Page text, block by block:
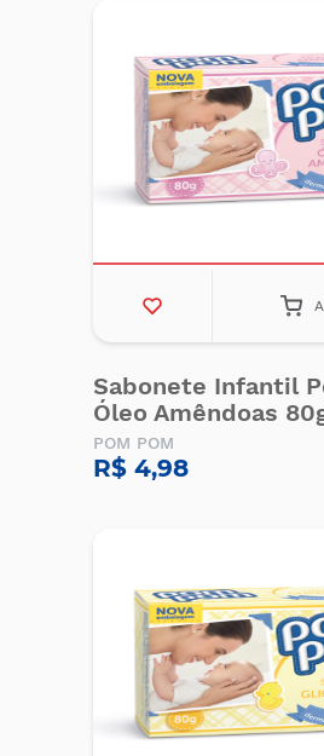
Sabonete Infantil
Óleo Amêndoas
POM POM
R$ 4,98